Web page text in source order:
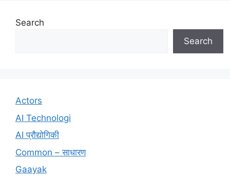
Search
Search
Actors
AI Technologi
AI प्रौद्योगिकी
Common – साधारण
Gaayak